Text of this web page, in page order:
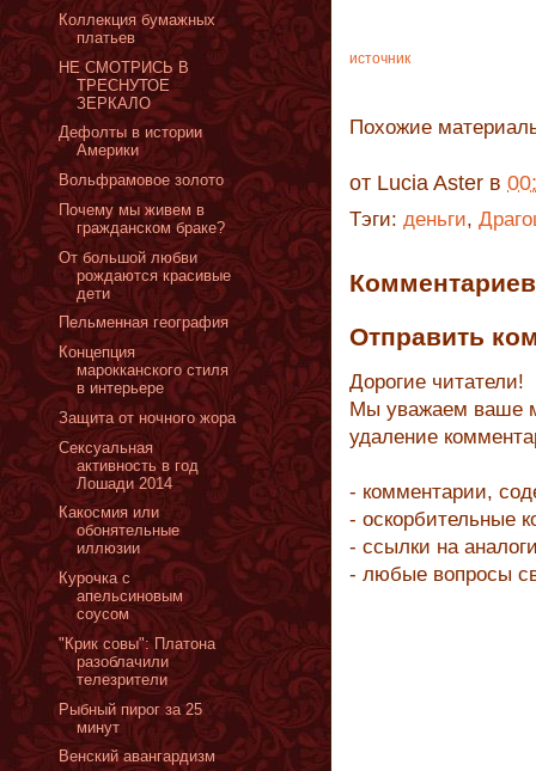
источник
Похожие
от Lucia Aster в
Тэги: деньги,
Отправить
Дорогие читатели!
Мы уважаем ваше
удаление
- комментарии,
- оскорбительные
- ссылки на
- любые вопросы
Коллекция бумажных
платьев
НЕ СМОТРИСЬ В
ТРЕСНУТОЕ
ЗЕРКАЛО
Дефолты в истории
Америки
Вольфрамовое золото
Почему мы живем в
гражданском браке?
От большой любви
рождаются красивые
дети
Пельменная география
Концепция
марокканского стиля
в интерьере
Защита от ночного жора
Сексуальная
активность в год
Лошади 2014
Какосмия или
обонятельные
иллюзии
Курочка с
апельсиновым
соусом
"Крик совы": Платона
разоблачили
телезрители
Рыбный пирог за 25
минут
Венский авангардизм